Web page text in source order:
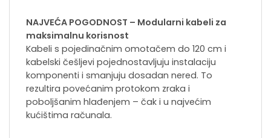
NAJVEĆA POGODNOST – Modularni kabeli za
maksimalnu korisnost
Kabeli s pojedinačnim omotačem do 120 cm i
kabelski češljevi pojednostavljuju instalaciju
komponenti i smanjuju dosadan nered. To
rezultira povećanim protokom zraka i
poboljšanim hlađenjem – čak i u najvećim
kućištima računala.